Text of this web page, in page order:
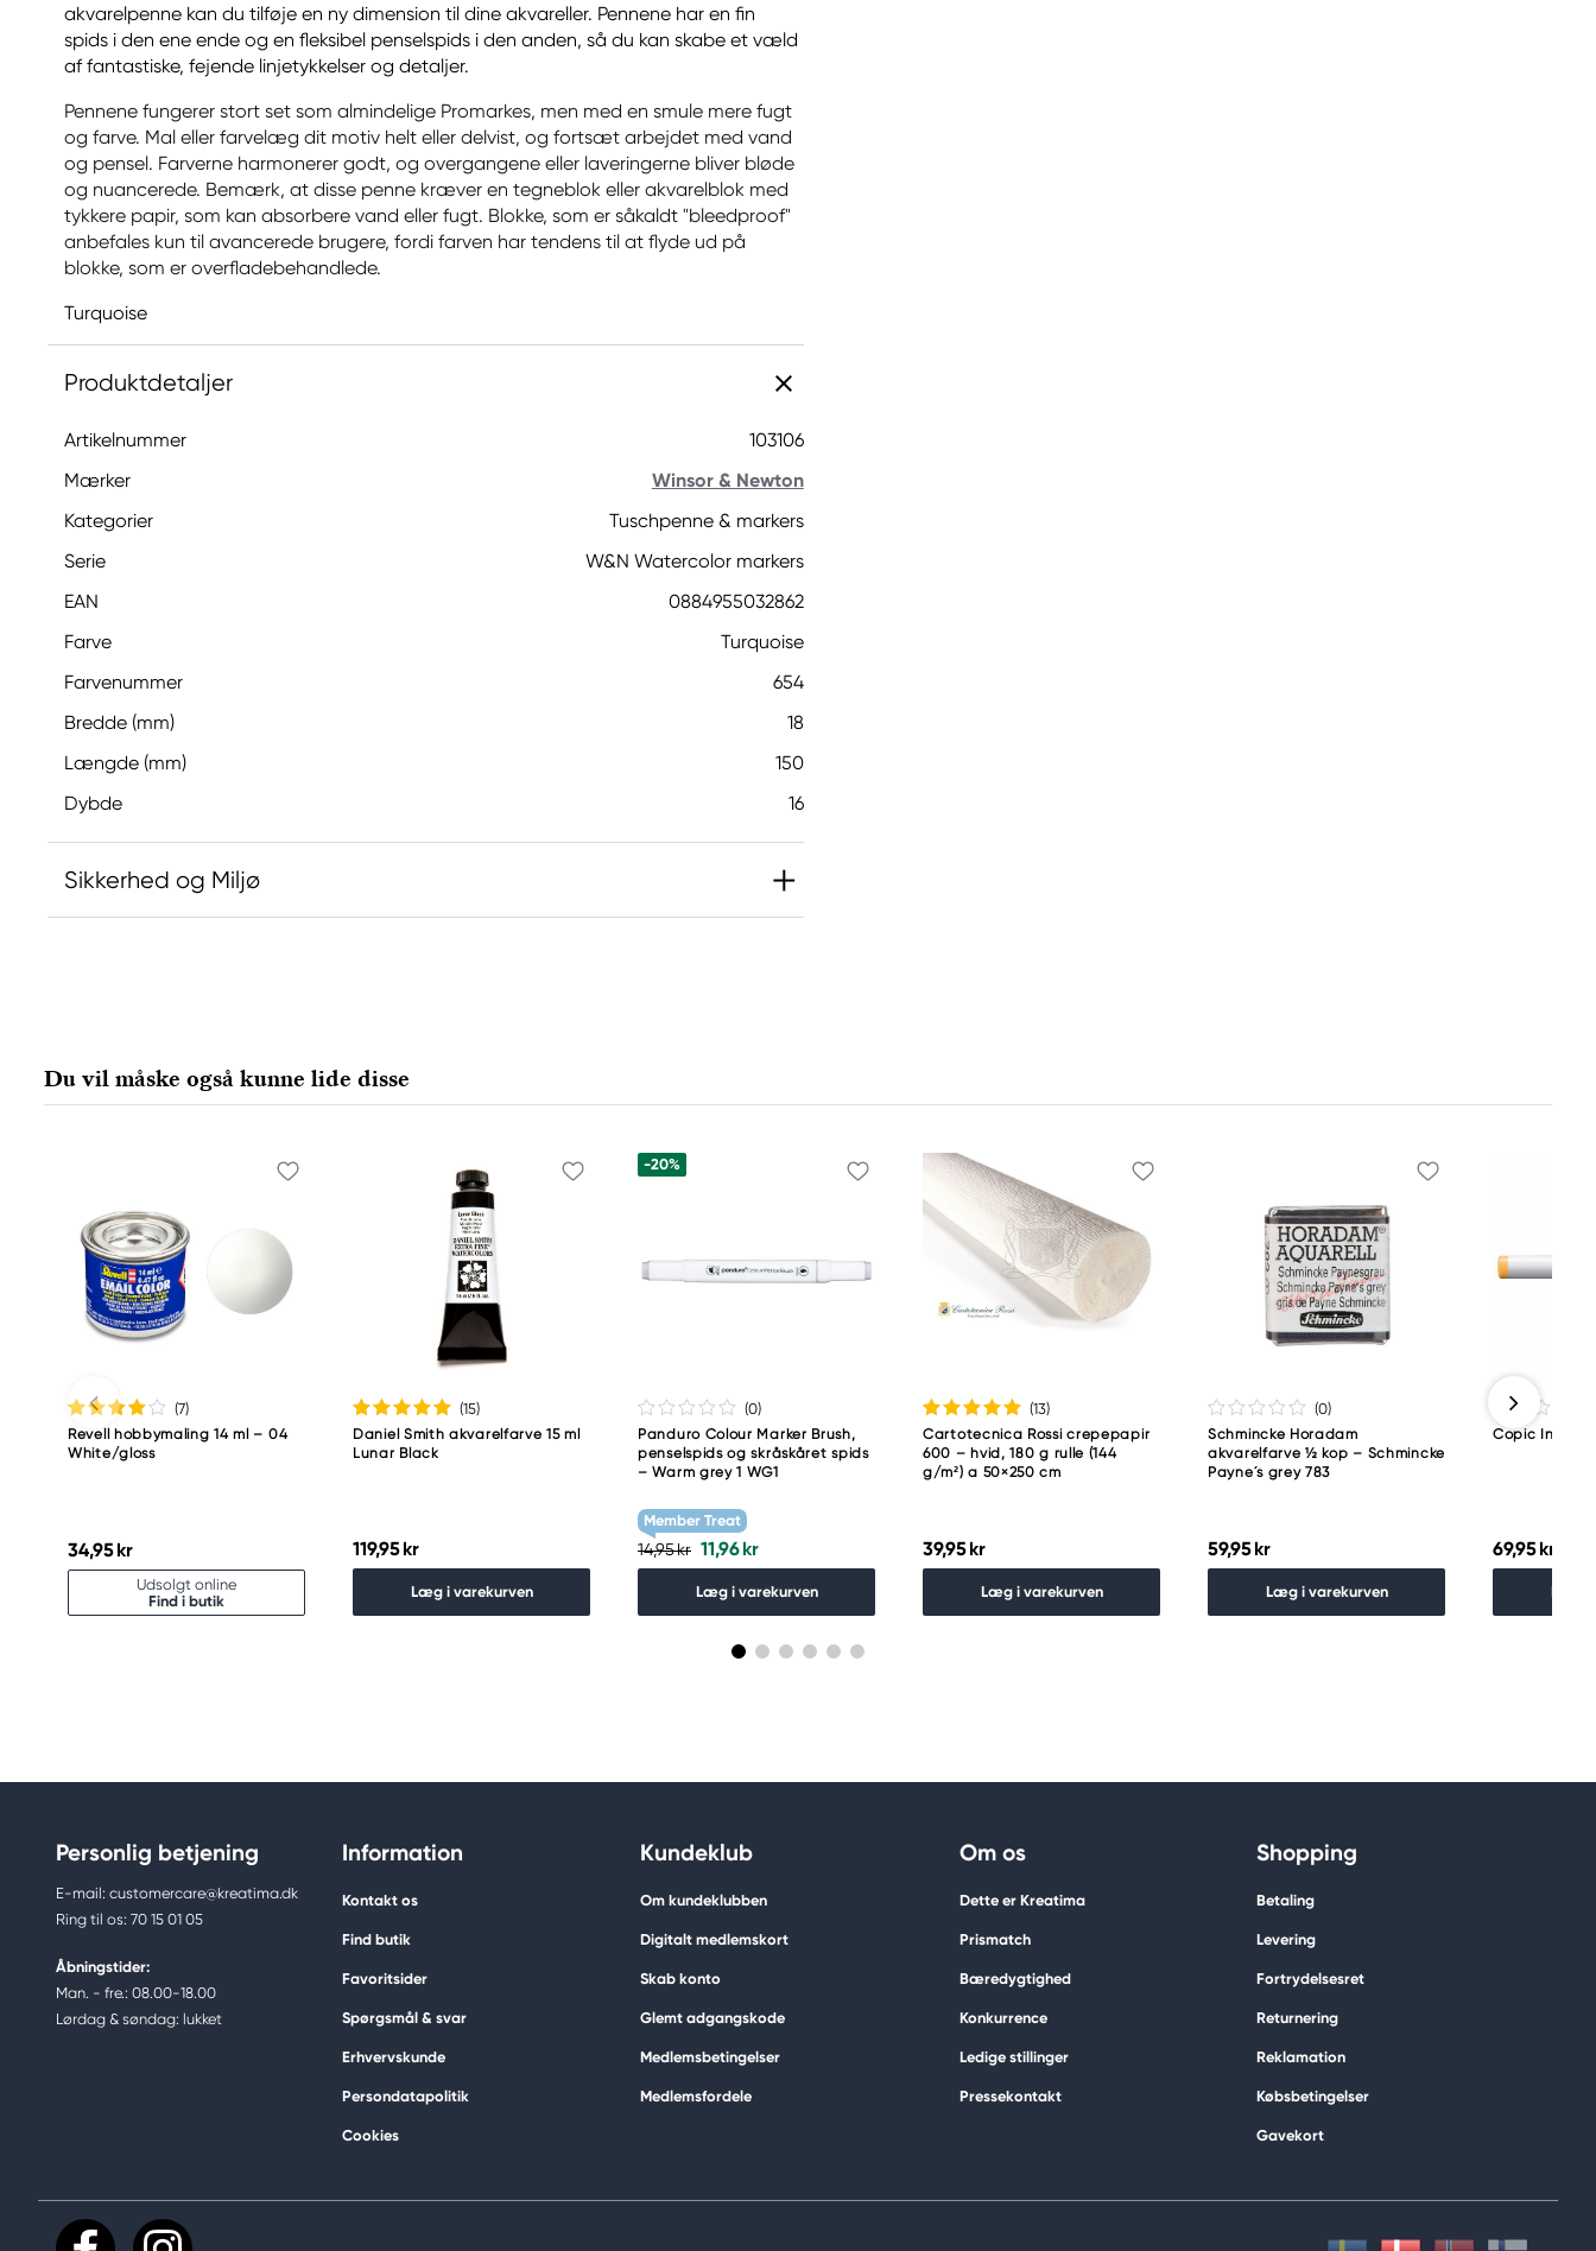
akvarelpenne kan du tilføje en ny dimension til dine akvareller. Pennene har en fin
spids i den ene ende og en fleksibel penselspids i den anden, så du kan skabe et væld
af fantastiske, fejende linjetykkelser og detaljer.
Pennene fungerer stort set som almindelige Promarkes, men med en smule mere fugt
og farve. Mal eller farvelæg dit motiv helt eller delvist, og fortsæt arbejdet med vand
og pensel. Farverne harmonerer godt, og overgangene eller laveringerne bliver bløde
og nuancerede. Bemærk, at disse penne kræver en tegneblok eller akvarelblok med
tykkere papir, som kan absorbere vand eller fugt. Blokke, som er såkaldt "bleedproof"
anbefales kun til avancerede brugere, fordi farven har tendens til at flyde ud på
blokke, som er overfladebehandlede.
Turquoise
Produktdetaljer
Artikelnummer
103106
Mærker
Winsor & Newton
Kategorier
Tuschpenne & markers
Serie
W&N Watercolor markers
EAN
0884955032862
Farve
Turquoise
Farvenummer
654
Bredde (mm)
18
Længde (mm)
150
Dybde
16
Sikkerhed og Miljø
61930 Trosa, Sweden
info@colart.se
Du vil måske også kunne lide disse
(7)
Revell hobbymaling 14 ml – 04
White/gloss
34,95 kr
Udsolgt online
Find i butik
(15)
Daniel Smith akvarelfarve 15 ml
Lunar Black
119,95 kr
Læg i varekurven
-20%
(0)
Panduro Colour Marker Brush,
penselspids og skråskåret spids
– Warm grey 1 WG1
Member Treat
14,95 kr 11,96 kr
Læg i varekurven
(13)
Cartotecnica Rossi crepepapir
600 – hvid, 180 g rulle (144
g/m²) a 50×250 cm
39,95 kr
Læg i varekurven
(0)
Schmincke Horadam
akvarelfarve ½ kop – Schmincke
Payne´s grey 783
59,95 kr
Læg i varekurven
Copic Ink
69,95 kr
Læg i
Personlig betjening
E-mail: customercare@kreatima.dk
Ring til os: 70 15 01 05
Åbningstider:
Man. - fre.: 08.00-18.00
Lørdag & søndag: lukket
Information
Kontakt os
Find butik
Favoritsider
Spørgsmål & svar
Erhvervskunde
Persondatapolitik
Cookies
Kundeklub
Om kundeklubben
Digitalt medlemskort
Skab konto
Glemt adgangskode
Medlemsbetingelser
Medlemsfordele
Om os
Dette er Kreatima
Prismatch
Bæredygtighed
Konkurrence
Ledige stillinger
Pressekontakt
Shopping
Betaling
Levering
Fortrydelsesret
Returnering
Reklamation
Købsbetingelser
Gavekort